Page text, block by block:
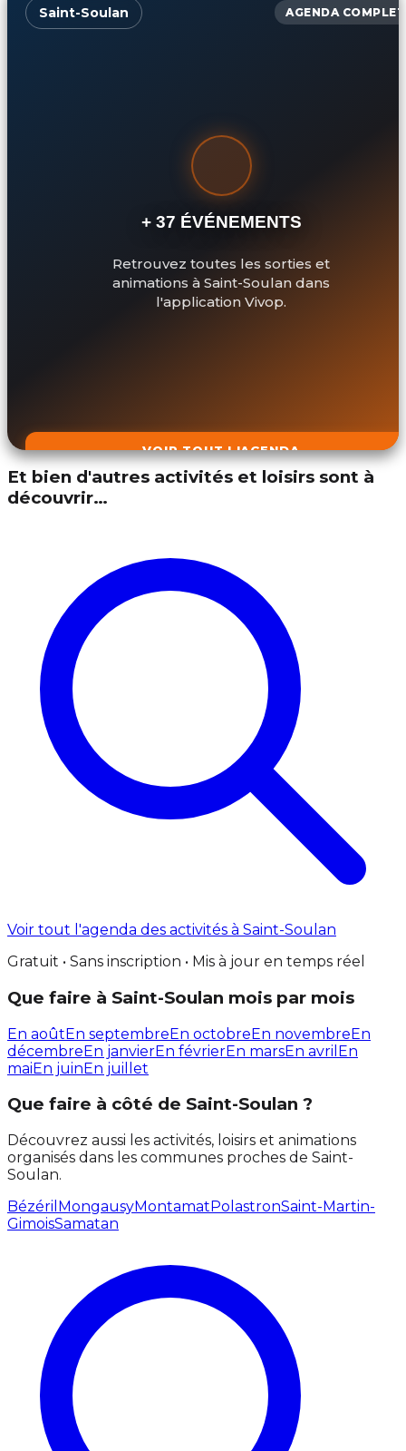
Saint-Soulan AGENDA COMPLET
+ 37 ÉVÉNEMENTS
Retrouvez toutes les sorties et
animations à Saint-Soulan dans
l'application Vivop.
VOIR TOUT L'AGENDA
Et bien d'autres activités et loisirs sont à
découvrir…
Voir tout l'agenda des activités à Saint-Soulan
Gratuit • Sans inscription • Mis à jour en temps réel
Que faire à Saint-Soulan mois par mois
En aoûtEn septembreEn octobreEn novembreEn
décembreEn janvierEn févrierEn marsEn avril En
maiEn juinEn juillet
Que faire à côté de Saint-Soulan ?
Découvrez aussi les activités, loisirs et animations
organisés dans les communes proches de Saint-
Soulan.
Bézéril MongausyMontamatPolastronSaint-Martin-
GimoisSamatan